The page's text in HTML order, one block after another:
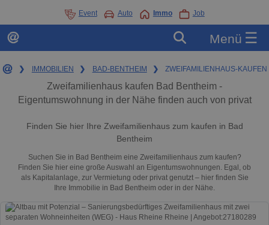
Event Auto Immo Job
Menü ☰
❯ IMMOBILIEN ❯ BAD-BENTHEIM ❯ ZWEIFAMILIENHAUS-KAUFEN
Zweifamilienhaus kaufen Bad Bentheim -
Eigentumswohnung in der Nähe finden auch von privat
Finden Sie hier Ihre Zweifamilienhaus zum kaufen in Bad
Bentheim
Suchen Sie in Bad Bentheim eine Zweifamilienhaus zum kaufen?
Finden Sie hier eine große Auswahl an Eigentumswohnungen. Egal, ob
als Kapitalanlage, zur Vermietung oder privat genutzt – hier finden Sie
Ihre Immobilie in Bad Bentheim oder in der Nähe.